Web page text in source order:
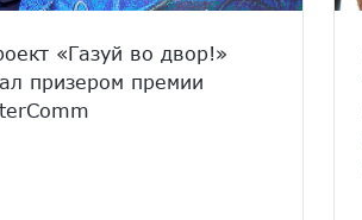
«Газуй во двор!»
призером премии